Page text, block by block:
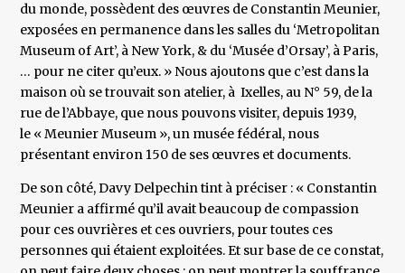
du monde, possèdent des œuvres de Constantin Meunier,
exposées en permanence dans les salles du ‘Metropolitan
Museum of Art’, à New York, & du ‘Musée d’Orsay’, à Paris,
… pour ne citer qu’eux. » Nous ajoutons que c’est dans la
maison où se trouvait son atelier, à Ixelles, au N° 59, de la
rue de l’Abbaye, que nous pouvons visiter, depuis 1939,
le « Meunier Museum », un musée fédéral, nous
présentant environ 150 de ses œuvres et documents.
De son côté, Davy Delpechin tint à préciser : « Constantin
Meunier a affirmé qu’il avait beaucoup de compassion
pour ces ouvrières et ces ouvriers, pour toutes ces
personnes qui étaient exploitées. Et sur base de ce constat,